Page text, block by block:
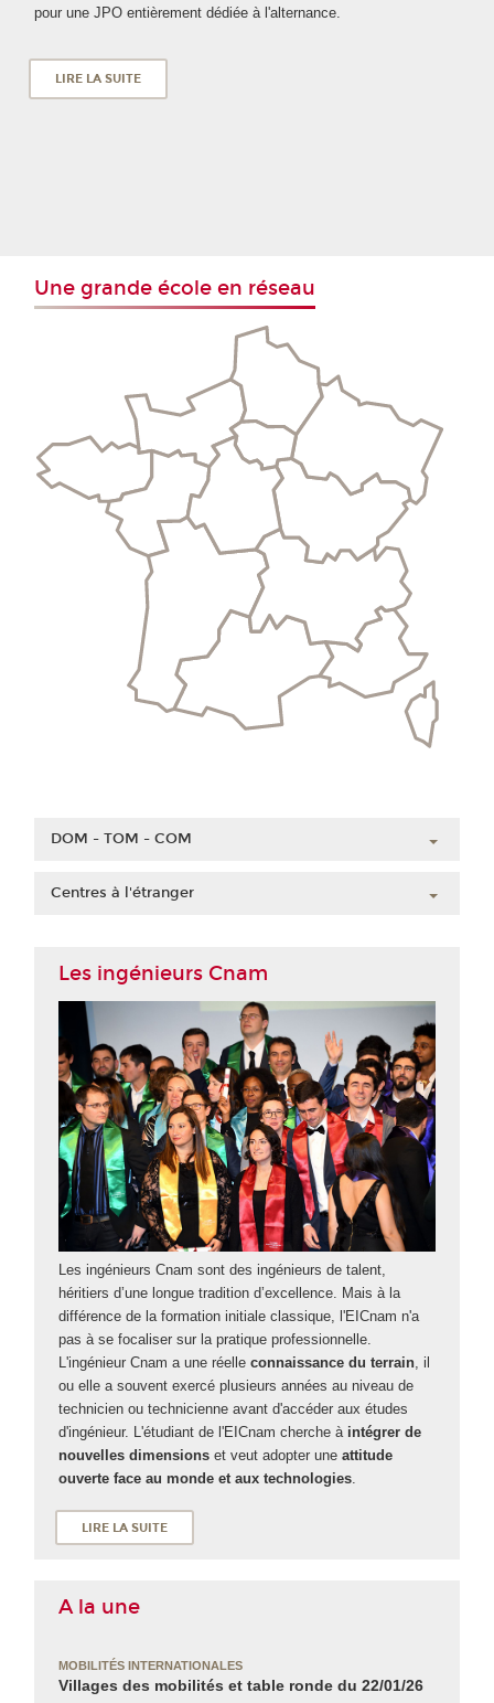
pour une JPO entièrement dédiée à l'alternance.
LIRE LA SUITE
Une grande école en réseau
DOM - TOM - COM
Mayotte
La Réunion
Nouvelle-Calédonie
Polynésie française
Centres à l'étranger
Côte d'Ivoire
Maroc
Les ingénieurs Cnam
Les ingénieurs Cnam sont des ingénieurs de talent,
héritiers d’une longue tradition d’excellence. Mais à la
différence de la formation initiale classique, l'EICnam n'a
pas à se focaliser sur la pratique professionnelle.
L'ingénieur Cnam a une réelleconnaissance du terrain, il
ou elle a souvent exercé plusieurs années au niveau de
technicien ou technicienne avant d'accéder aux études
d'ingénieur. L'étudiant de l'EICnam cherche à intégrer de
nouvelles dimensions et veut adopter uneattitude
ouverte face au monde et aux technologies.
LIRE LA SUITE
A la une
MOBILITÉS INTERNATIONALES
Villages des mobilités et table ronde du 22/01/26